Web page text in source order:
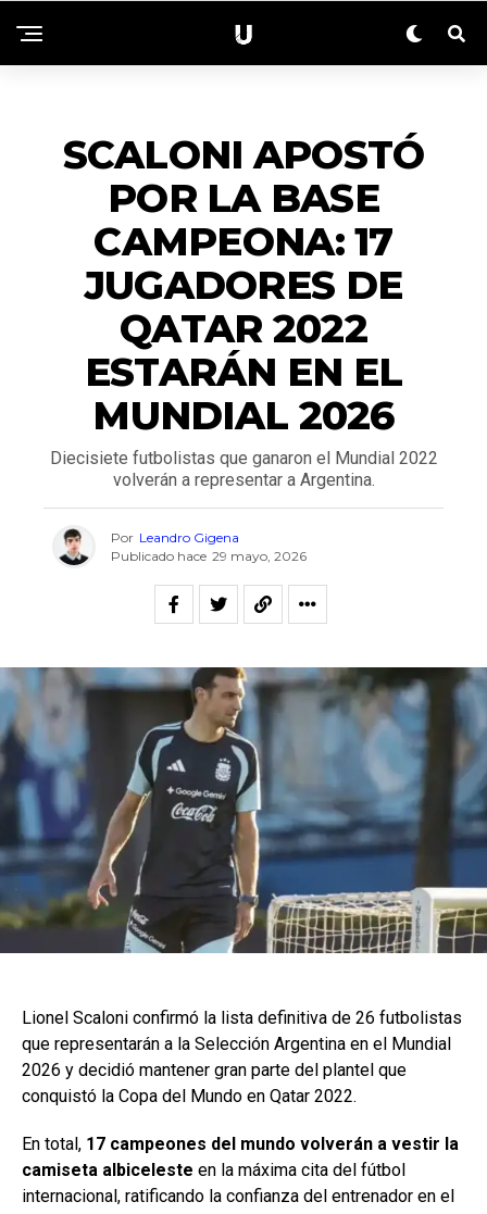
SCALONI APOSTÓ
POR LA BASE
CAMPEONA: 17
JUGADORES DE
QATAR 2022
ESTARÁN EN EL
MUNDIAL 2026
Diecisiete futbolistas que ganaron el Mundial 2022
volverán a representar a Argentina.
Por Leandro Gigena
Publicado hace 29 mayo, 2026
Lionel Scaloni confirmó la lista definitiva de 26 futbolistas
que representarán a la Selección Argentina en el Mundial
2026 y decidió mantener gran parte del plantel que
conquistó la Copa del Mundo en Qatar 2022.
En total, 17 campeones del mundo volverán a vestir la
camiseta albiceleste en la máxima cita del fútbol
internacional, ratificando la confianza del entrenador en el